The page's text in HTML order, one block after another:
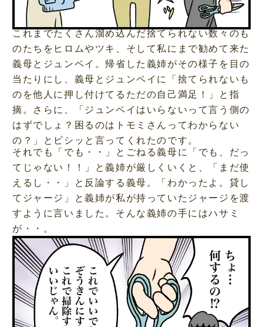
これまでたくさん溜め込んだ捨てられない数々のも
のたちをヒロムやツキ、そして私にまで勧めて来た
義母とジュンペイ。帰省した義姉がその様子を目の
当たりにし、義母とジュンペイに「捨てられないも
のを他人に押し付けてるただの自己満足！」と指
摘。さらに、「ジュンペイはいらないって言う側の
はずでしょ？困るのはトモミさんってわからない
の？」とビシッと言ってくれたのです。
それでも「でも・・」とごねる義母に「でも、だっ
てじゃない！！」と義姉が厳しくいくと、「まだ使
えるし・・」と反論する義母。「わかったよ。貸し
てジャージ」と義姉が私が持っていたジャージを渡
すように言いました。そんな義姉の手にはハサミ
が・・。